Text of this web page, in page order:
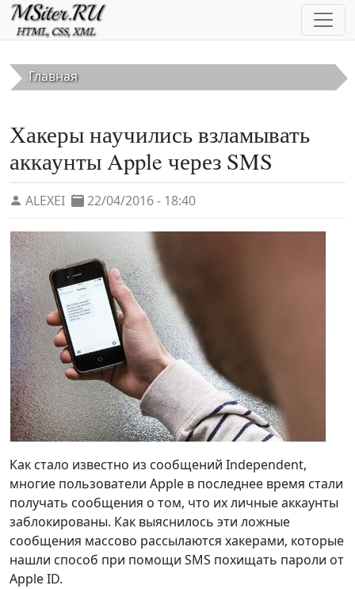
Перейти к основному содержанию
Главная
Хакеры научились взламывать
аккаунты Apple через SMS
ALEXEI 22/04/2016 - 18:40
Как стало известно из сообщений Independent,
многие пользователи Apple в последнее время стали
получать сообщения о том, что их личные аккаунты
заблокированы. Как выяснилось эти ложные
сообщения массово рассылаются хакерами, которые
нашли способ при помощи SMS похищать пароли от
Apple ID.